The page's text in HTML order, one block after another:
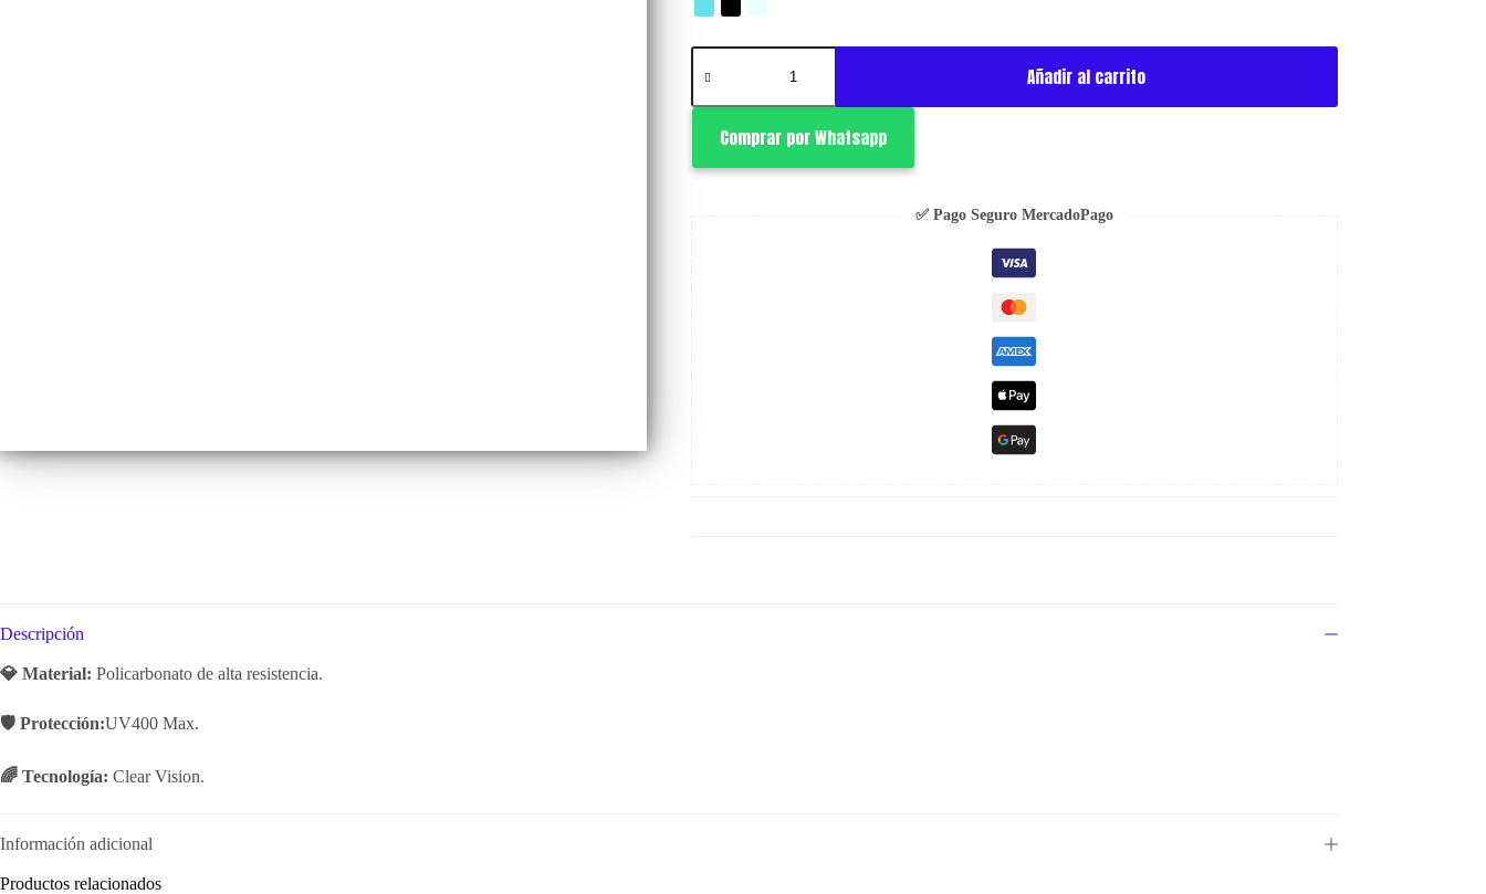
Fancy
Swarovski
Añadir al carrito
Comprar por Whatsapp
✅ Pago Seguro MercadoPago
Descripción
💎 Material: Policarbonato de alta resistencia.
🛡️ Protección:UV400 Max.
🌈 Tecnología: Clear Vision.
Información adicional
Productos relacionados